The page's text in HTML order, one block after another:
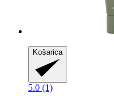
Košarica
5.0 (1)